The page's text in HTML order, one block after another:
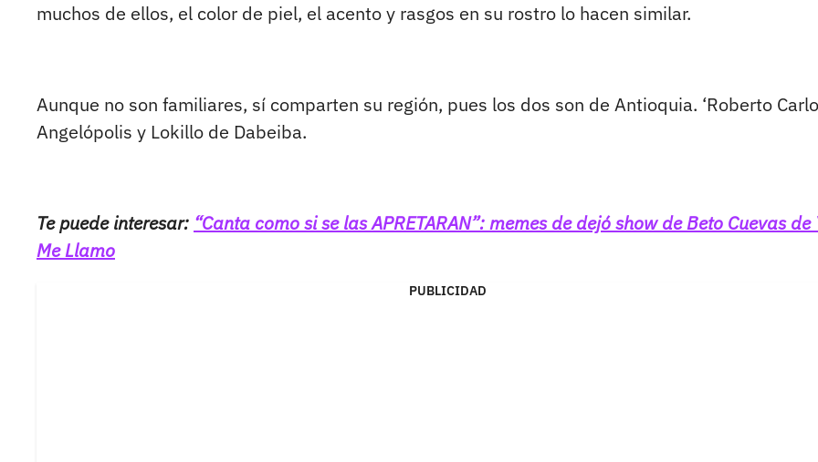
muchos de ellos, el color de piel, el acento y rasgos en su rostro lo hacen similar.
Aunque no son familiares, sí comparten su región, pues los dos son de Antioquia. ‘Roberto
Angelópolis y Lokillo de Dabeiba.
Te puede interesar: “Canta como si se las APRETARAN”: memes de dejó show de Beto Cuevas de
Me Llamo
PUBLICIDAD